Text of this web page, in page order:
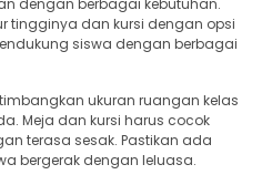
tingginya dan kursi dengan opsi
siswa dengan berbagai
ukuran ruangan kelas
Meja dan kursi harus cocok
terasa sesak. Pastikan ada
bergerak dengan leluasa.